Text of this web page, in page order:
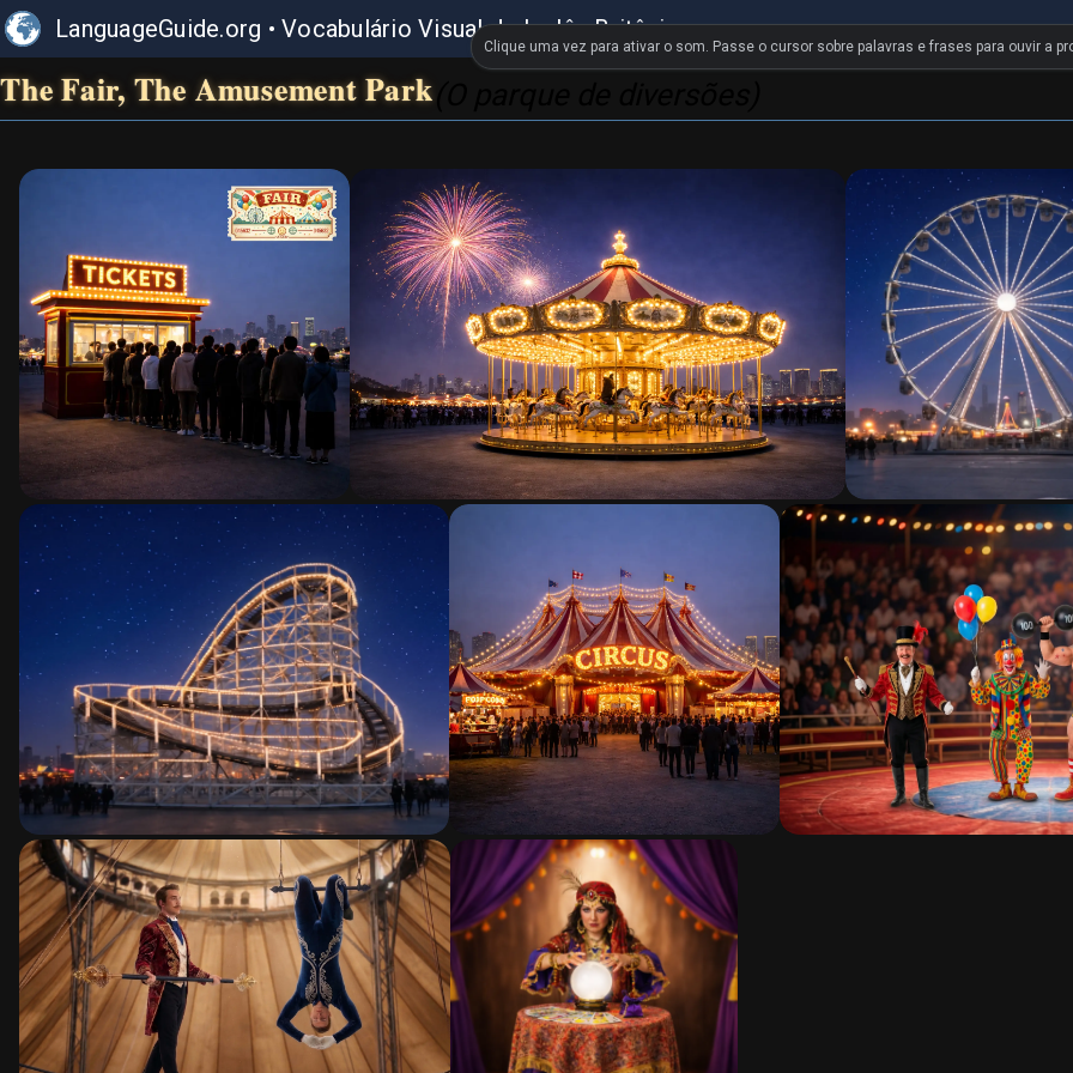
LanguageGuide.org • Vocabulário Visual de Inglês Britânico
The Fair, The Amusement Park
Clique uma vez para ativar o som. Passe o cursor sobre palavras e frases para ouvir a